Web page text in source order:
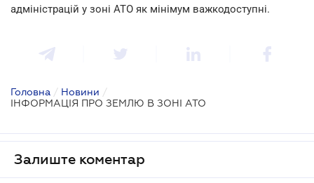
адміністрацій у зоні АТО як мінімум важкодоступні.
Головна / Новини /
ІНФОРМАЦІЯ ПРО ЗЕМЛЮ В ЗОНІ АТО
Залиште коментар